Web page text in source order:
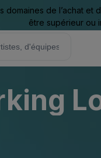
de l’achat
être supérieur ou